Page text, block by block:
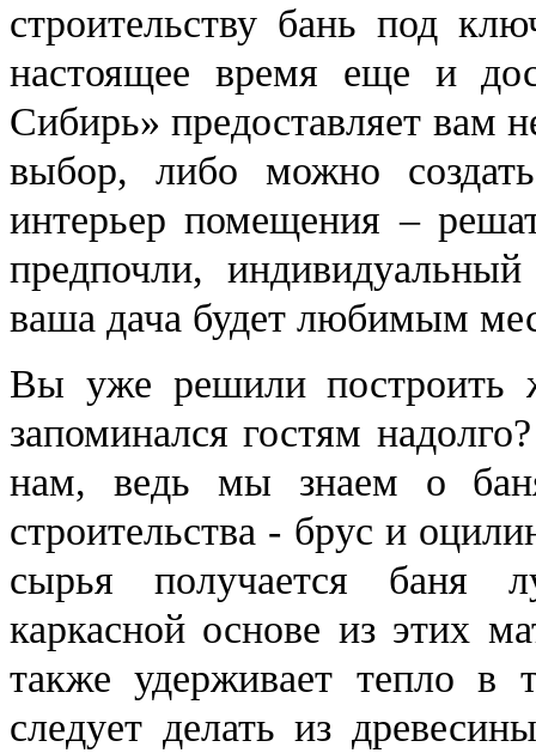
строительству бань под
настоящее время еще и
Сибирь» предоставляет вам
выбор, либо можно
интерьер помещения –
предпочли,
ваша дача будет любимым
Вы уже решили
запоминался гостям
нам, ведь мы знаем о
строительства - брус и
сырья получается баня
каркасной основе из этих
также удерживает тепло в
следует делать из